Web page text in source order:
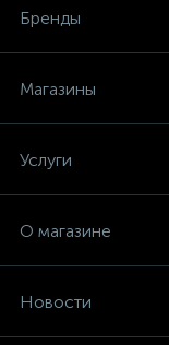
Бренды
Магазины
Услуги
О магазине
Новости